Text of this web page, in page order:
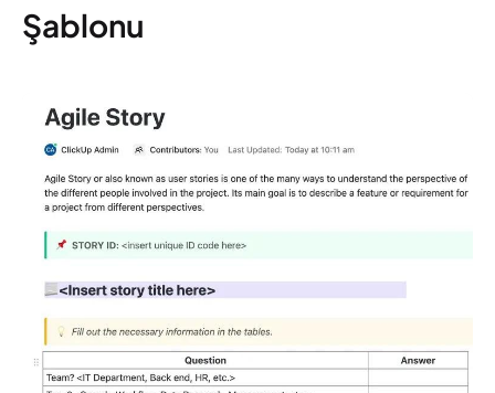
Şablonu